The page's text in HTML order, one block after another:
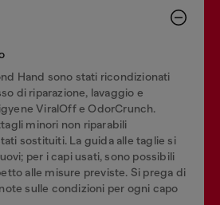
Hand sono stati ricondizionati
di riparazione, lavaggio e
ViralOff e OdorCrunch.
minori non riparabili
sostituiti. La guida alle taglie si
per i capi usati, sono possibili
alle misure previste. Si prega di
sulle condizioni per ogni capo